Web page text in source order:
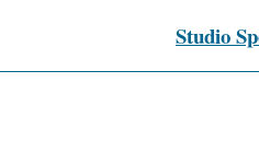
Studio